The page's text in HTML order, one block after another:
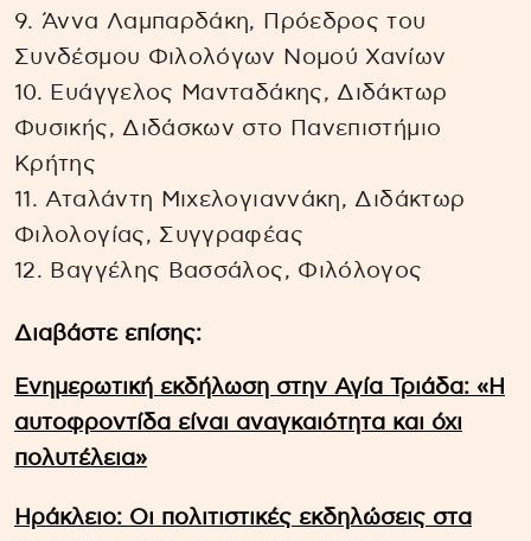
9. Άννα Λαμπαρδάκη, Πρόεδρος του
Συνδέσμου Φιλολόγων Νομού Χανίων
10. Ευάγγελος Μανταδάκης, Διδάκτωρ
Φυσικής, Διδάσκων στο Πανεπιστήμιο
Κρήτης
11. Αταλάντη Μιχελογιαννάκη, Διδάκτωρ
Φιλολογίας, Συγγραφέας
12. Βαγγέλης Βασσάλος, Φιλόλογος
Διαβάστε επίσης:
Ενημερωτική εκδήλωση στην Αγία Τριάδα: «Η
αυτοφροντίδα είναι αναγκαιότητα και όχι
πολυτέλεια»
Ηράκλειο: Οι πολιτιστικές εκδηλώσεις στα